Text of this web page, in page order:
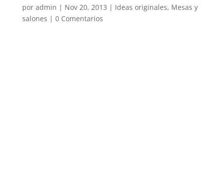
por admin | Nov 20, 2013 | Ideas originales, Mesas y
salones | 0 Comentarios